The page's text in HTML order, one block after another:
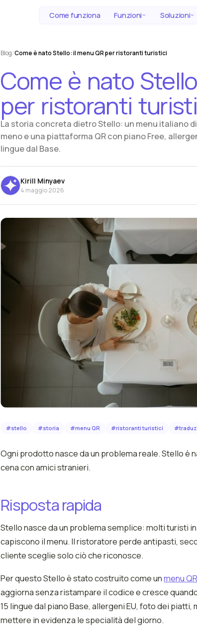
Come funziona Funzioni Soluzioni
Blog/Come è nato Stello: il menu QR per ristoranti turistici
Come è nato
per ristoranti
La storia concreta dietro Stello: un menu italiano
meno e una piattaforma QR con piano Free,
lingue dal Base.
Kirill Minyaev
4 maggio 2026
#stello #storia #menu QR #ristoranti turistici #
Ogni prodotto nasce da un problema reale. Stello è
cena con amici stranieri.
Risposta rapida
Stello nasce da un problema semplice: molti turisti
capiscono il menu. Il ristoratore perde antipasti,
cliente sceglie solo ciò che riconosce.
Per questo Stello è stato costruito come unmenu
aggiorna senza ristampare il codice e cresce
15 lingue dal piano Base, allergeni EU, foto dei
mettere in evidenza le specialità del giorno.